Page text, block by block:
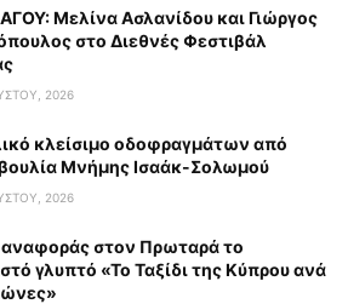
Μελίνα Ασλανίδου και Γιώργος
στο Διεθνές Φεστιβάλ
2026
κλείσιμο οδοφραγμάτων από
Μνήμης Ισαάκ-Σολωμού
2026
αναφοράς στον Πρωταρά το
γλυπτό «Το Ταξίδι της Κύπρου ανά